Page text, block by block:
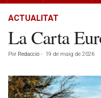
t
ACTUALITAT
La Carta
Por Redacció - 19 de maig de 2026